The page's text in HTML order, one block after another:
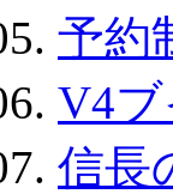
予約
V4
信長